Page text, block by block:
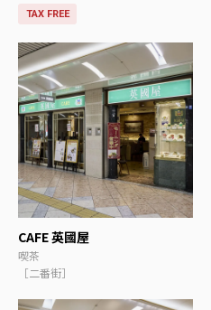
TAX FREE
CAFE 英國屋
喫茶
［二番街］